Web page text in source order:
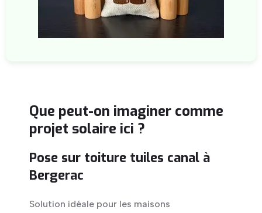
Que peut-on imaginer comme
projet solaire ici ?
Pose sur toiture tuiles canal à
Bergerac
Solution idéale pour les maisons